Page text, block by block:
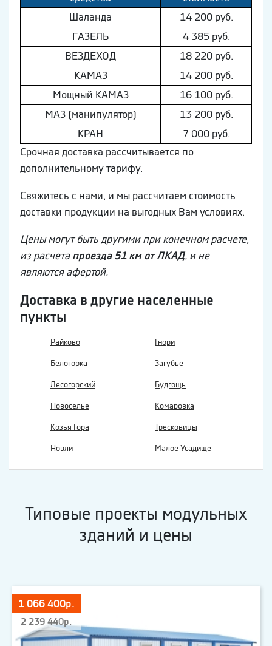
Шaлaнда
14 200 руб.
ГAЗEЛЬ
4 385 руб.
ВEЗДEХОД
18 220 руб.
КAМAЗ
14 200 руб.
Мощный КAМAЗ
16 100 руб.
МAЗ (манипулятор)
13 200 руб.
КРАН
7 000 руб.
Срочная доставка рассчитывается по
дополнительному тарифу.
Свяжитесь с нами, и мы рассчитаем стоимость
доставки продукции на выгодных Вам условиях.
Цены могут быть другими при конечном расчете,
из расчетапроезда 51 км от ЛКАД, и не
являются афертой.
Доставка в другие населенные
пункты
Райково Гнори
Белогорка Загубье
Лесогорский Будгощь
Новоселье Комаровка
Козья Гора Тресковицы
Новли Малое Усадище
Типовые проекты модульных
зданий и цены
1 066 400р.
2 239 440р.